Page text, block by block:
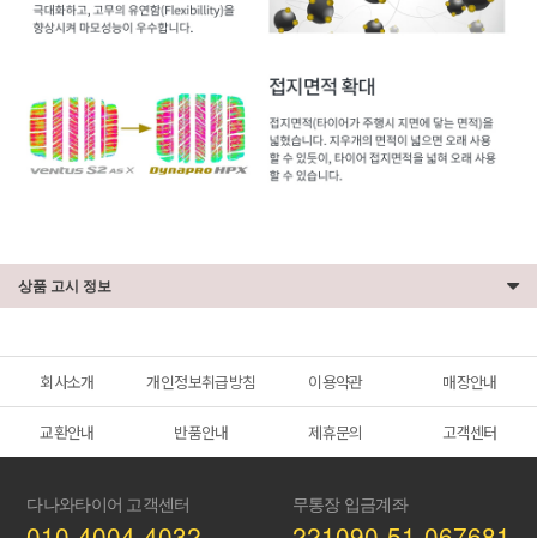
상품 고시 정보
회사소개 개인정보취급방침 이용약관 매장안내
교환안내 반품안내 제휴문의 고객센터
다나와타이어 고객센터 무통장 입금계좌